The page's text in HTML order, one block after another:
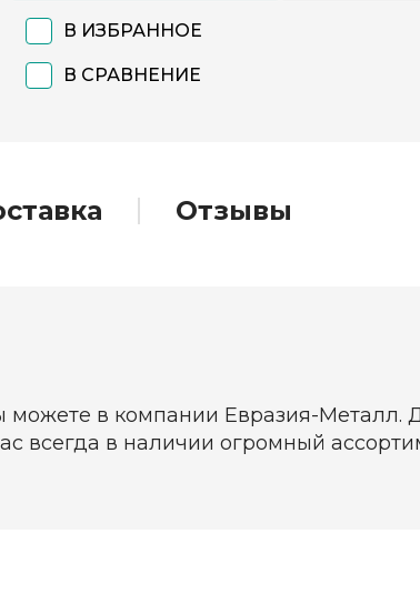
В ИЗБРАННОЕ
В СРАВНЕНИЕ
Отзывы
можете в компании Евразия-Металл.
всегда в наличии огромный